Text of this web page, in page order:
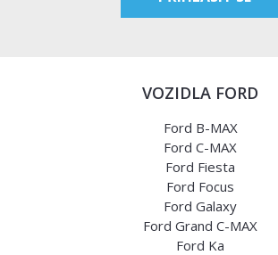
VOZIDLA FORD
Ford B-MAX
Ford C-MAX
Ford Fiesta
Ford Focus
Ford Galaxy
Ford Grand C-MAX
Ford Ka